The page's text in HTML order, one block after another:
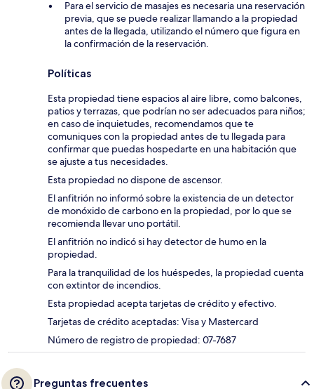
Para el servicio de masajes es necesaria una reservación
previa, que se puede realizar llamando a la propiedad
antes de la llegada, utilizando el número que figura en
la confirmación de la reservación.
Políticas
Esta propiedad tiene espacios al aire libre, como balcones,
patios y terrazas, que podrían no ser adecuados para niños;
en caso de inquietudes, recomendamos que te
comuniques con la propiedad antes de tu llegada para
confirmar que puedas hospedarte en una habitación que
se ajuste a tus necesidades.
Esta propiedad no dispone de ascensor.
El anfitrión no informó sobre la existencia de un detector
de monóxido de carbono en la propiedad, por lo que se
recomienda llevar uno portátil.
El anfitrión no indicó si hay detector de humo en la
propiedad.
Para la tranquilidad de los huéspedes, la propiedad cuenta
con extintor de incendios.
Esta propiedad acepta tarjetas de crédito y efectivo.
Tarjetas de crédito aceptadas: Visa y Mastercard
Número de registro de propiedad: 07-7687
Preguntas frecuentes